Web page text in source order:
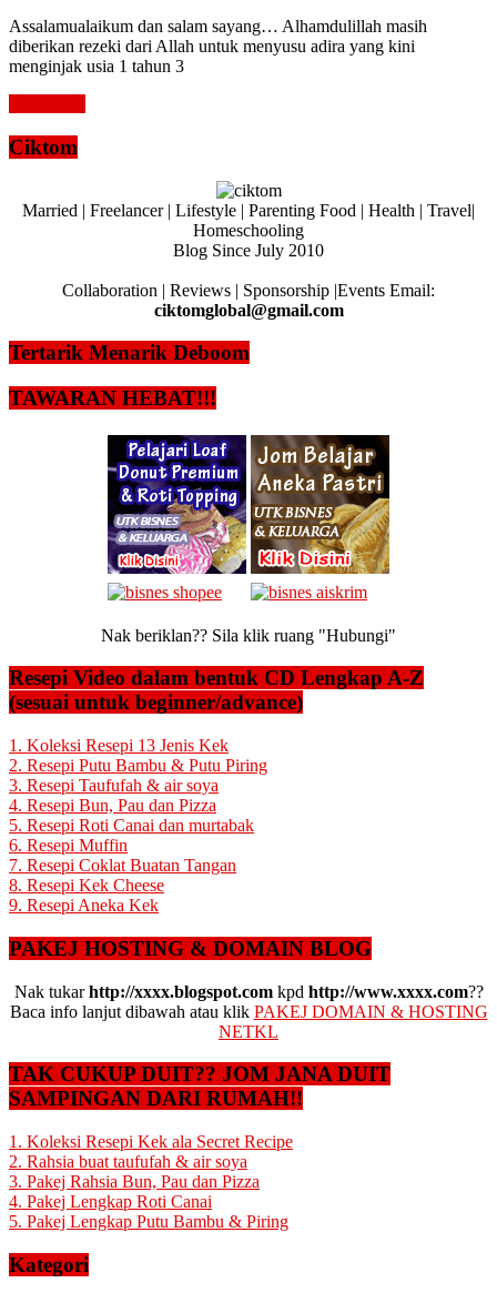
Assalamualaikum dan salam sayang… Alhamdulillah masih
diberikan rezeki dari Allah untuk menyusu adira yang kini
menginjak usia 1 tahun 3
Ciktom
Married | Freelancer | Lifestyle | Parenting Food | Health | Travel|
Homeschooling
Blog Since July 2010
Collaboration | Reviews | Sponsorship |Events Email:
ciktomglobal@gmail.com
Tertarik Menarik Deboom
TAWARAN HEBAT!!!
Nak beriklan?? Sila klik ruang "Hubungi"
Resepi Video dalam bentuk CD Lengkap A-Z
(sesuai untuk beginner/advance)
1. Koleksi Resepi 13 Jenis Kek
2. Resepi Putu Bambu & Putu Piring
3. Resepi Taufufah & air soya
4. Resepi Bun, Pau dan Pizza
5. Resepi Roti Canai dan murtabak
6. Resepi Muffin
7. Resepi Coklat Buatan Tangan
8. Resepi Kek Cheese
9. Resepi Aneka Kek
PAKEJ HOSTING & DOMAIN BLOG
Nak tukarhttp://xxxx.blogspot.comkpd http://www.xxxx.com??
Baca info lanjut dibawah atau klik PAKEJ DOMAIN & HOSTING
NETKL
TAK CUKUP DUIT?? JOM JANA DUIT
SAMPINGAN DARI RUMAH!!
1. Koleksi Resepi Kek ala Secret Recipe
2. Rahsia buat taufufah & air soya
3. Pakej Rahsia Bun, Pau dan Pizza
4. Pakej Lengkap Roti Canai
5. Pakej Lengkap Putu Bambu & Piring
Kategori